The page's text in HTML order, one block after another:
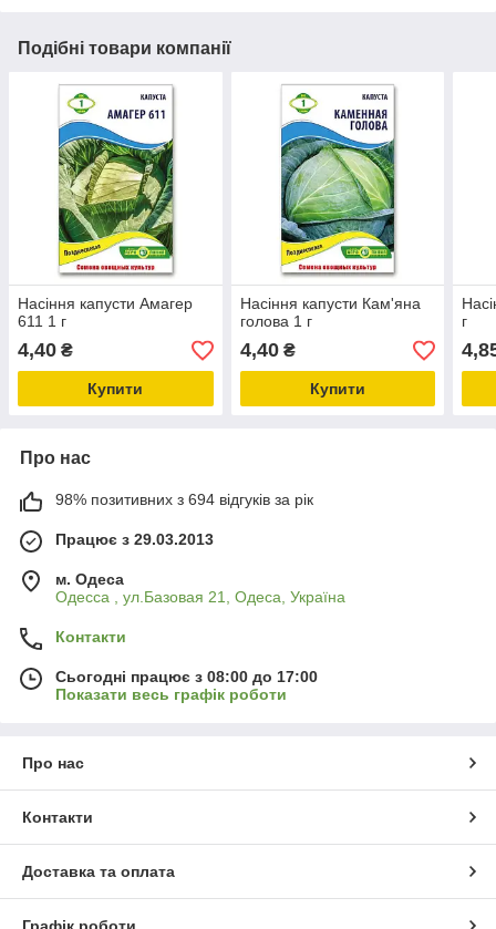
Подібні товари компанії
Насіння капусти Амагер
611 1 г
4,40 ₴
Купити
Насіння капусти Кам'яна
голова 1 г
4,40₴
Купити
г
Про нас
98% позитивних з 694 відгуків за рік
Працює з 29.03.2013
м. Одеса
Одесса , ул.Базовая 21, Одеса, Україна
Контакти
Сьогодні працює з 08:00 до 17:00
Показати весь графік роботи
Про нас
Контакти
Доставка та оплата